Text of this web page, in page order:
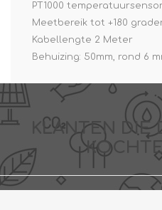
PT1000
Meetbereik tot +180
Kabellengte 2 Meter
Behuizing: 50mm, rond 6
KLANTEN